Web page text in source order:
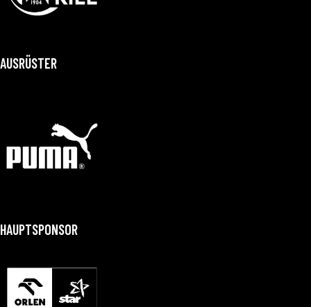
AUSRÜSTER
HAUPTSPONSOR